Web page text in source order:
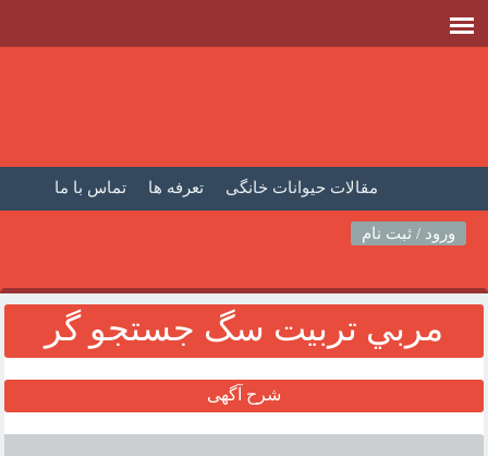
تماس با ما تعرفه ها مقالات حیوانات خانگی
صفحه اصلی
ورود / ثبت نام
مربي تربيت سگ جستجو گر
شرح آگهی